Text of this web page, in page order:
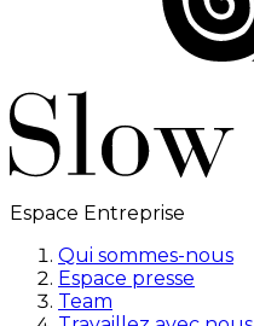
Espace Entreprise
Qui sommes-nous
Espace presse
Team